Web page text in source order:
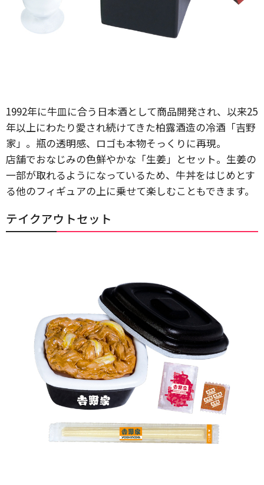
1992年に牛皿に合う日本酒として商品開発され、以来25
年以上にわたり愛され続けてきた柏露酒造の冷酒「吉野
家」。瓶の透明感、ロゴも本物そっくりに再現。
店舗でおなじみの色鮮やかな「生姜」とセット。生姜の
一部が取れるようになっているため、牛丼をはじめとす
る他のフィギュアの上に乗せて楽しむこともできます。
テイクアウトセット